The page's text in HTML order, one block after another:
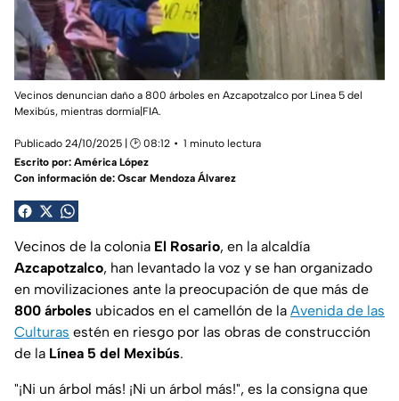
Vecinos denuncian daño a 800 árboles en Azcapotzalco por Línea 5 del
Mexibús, mientras dormía|FIA.
Publicado 24/10/2025 | 🕑 08:12
1 minuto lectura
Escrito por: América López
Con información de: Oscar Mendoza Álvarez
Vecinos de la colonia El Rosario, en la alcaldía
Azcapotzalco, han levantado la voz y se han organizado
en movilizaciones ante la preocupación de que más de
800 árboles ubicados en el camellón de la Avenida de las
Culturas estén en riesgo por las obras de construcción
de la Línea 5 del Mexibús.
"¡Ni un árbol más! ¡Ni un árbol más!", es la consigna que